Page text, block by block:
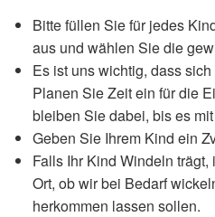
Bitte füllen Sie für jedes
aus und wählen Sie die
Es ist uns wichtig, dass
Planen Sie Zeit ein für die
bleiben Sie dabei, bis es
Geben Sie Ihrem Kind ein
Falls Ihr Kind Windeln
Ort, ob wir bei Bedarf
herkommen lassen sollen.